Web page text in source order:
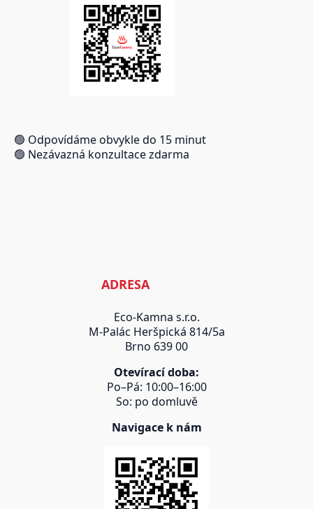
🟢 Odpovídáme obvykle do 15 minut
🟢 Nezávazná konzultace zdarma
ADRESA
Eco-Kamna s.r.o.
M-Palác Heršpická 814/5a
Brno 639 00
Otevírací doba:
Po–Pá: 10:00–16:00
So: po domluvě
Navigace k nám